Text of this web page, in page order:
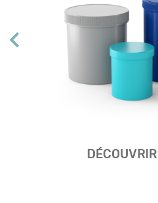
DÉCOUVRIR